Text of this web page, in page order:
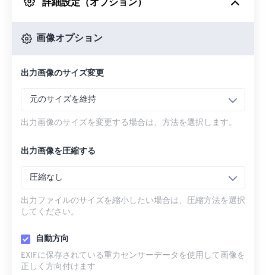
Googleドライブから
URLから
詳細設定（オプション）
画像オプション
出力画像のサイズ変更
元のサイズを維持
出力画像のサイズを変更する場合は、方法を選択します。
出力画像を圧縮する
圧縮なし
出力ファイルのサイズを縮小したい場合は、圧縮方法を選択
してください。
自動方向
EXIFに保存されている重力センサーデータを使用して画像を
正しく方向付けます